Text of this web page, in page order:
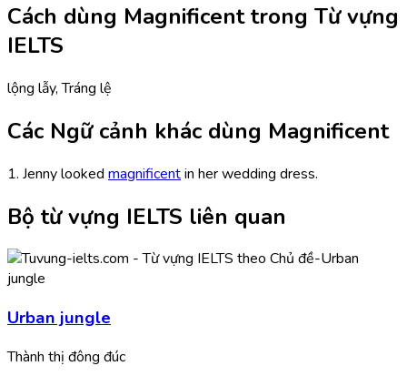
Cách dùng Magnificent trong Từ vựng
IELTS
lộng lẫy, Tráng lệ
Các Ngữ cảnh khác dùng Magnificent
1. Jenny looked magnificentin her wedding dress.
Bộ từ vựng IELTS liên quan
Urban jungle
Thành thị đông đúc